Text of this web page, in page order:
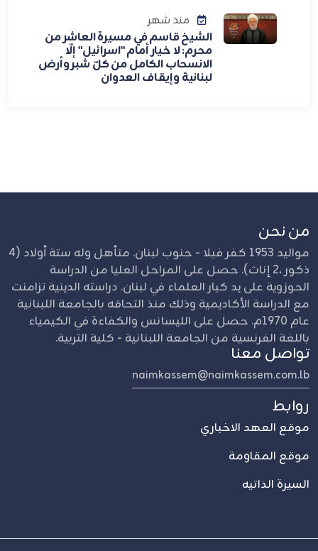
منذ شهر
الشيخ قاسم في مسيرة العاشر من
محرم: لا خيار أمام "اسرائيل" إلّا
الانسحاب الكامل من كلّ شبر وأرض
لبنانية وإيقاف العدوان
من نحن
مواليد 1953 كفر فيلا - جنوب لبنان. متأهل وله ستة أولاد (4
ذكور ،2 إناث). حصل على المراحل العليا من الدراسة
الحوزوية على يد كبار العلماء في لبنان. دراسته الدينية تزامنت
مع الدراسة الأكاديمية وذلك منذ التحاقه بالجامعة اللبنانية
عام 1970م. حصل على الليسانس والكفاءة في الكيمياء
باللغة الفرنسية من الجامعة اللبنانية - كلية التربية.
تواصل معنا
naimkassem@naimkassem.com.lb
روابط
موقع العهد الاخباري
موقع المقاومة
السيرة الذاتيه